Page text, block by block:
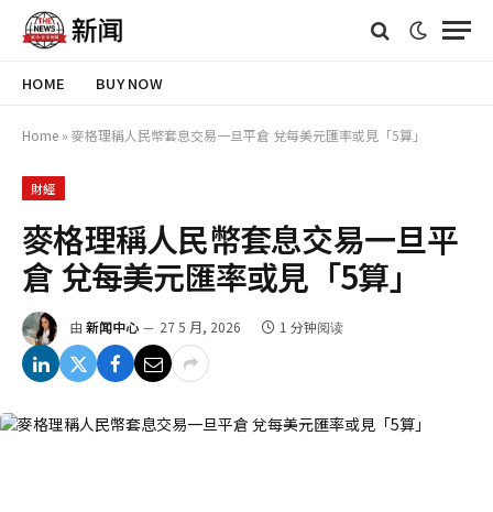
HOME BUY NOW
Home » 麥格理稱人民幣套息交易一旦平倉 兌每美元匯率或見「5算」
財經
麥格理稱人民幣套息交易一旦平
倉 兌每美元匯率或見「5算」
由 新闻中心 27 5 月, 2026 1 分钟阅读